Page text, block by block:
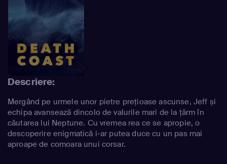
Descriere:
Mergând pe urmele unor pietre prețioase ascunse, Jeff și
echipa avansează dincolo de valurile mari de la țărm în
căutarea lui Neptune. Cu vremea rea ce se apropie, o
descoperire enigmatică i-ar putea duce cu un pas mai
aproape de comoara unui corsar.